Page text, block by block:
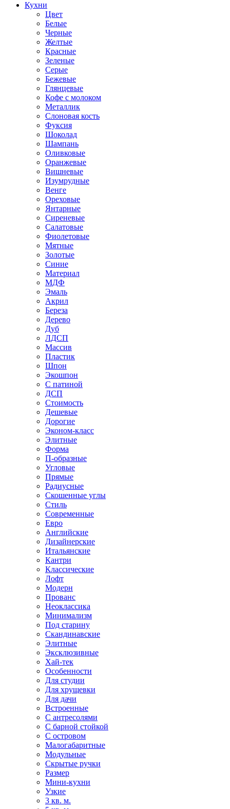
Кухни
Цвет
Белые
Черные
Желтые
Красные
Зеленые
Серые
Бежевые
Глянцевые
Кофе с молоком
Металлик
Слоновая кость
Фуксия
Шоколад
Шампань
Оливковые
Оранжевые
Вишневые
Изумрудные
Венге
Ореховые
Янтарные
Сиреневые
Салатовые
Фиолетовые
Мятные
Золотые
Синие
Материал
МДФ
Эмаль
Акрил
Береза
Дерево
Дуб
ЛДСП
Массив
Пластик
Шпон
Экошпон
С патиной
ДСП
Стоимость
Дешевые
Дорогие
Эконом-класс
Элитные
Форма
П-образные
Угловые
Прямые
Радиусные
Скошенные углы
Стиль
Современные
Евро
Английские
Дизайнерские
Итальянские
Кантри
Классические
Лофт
Модерн
Прованс
Неоклассика
Минимализм
Под старину
Скандинавские
Элитные
Эксклюзивные
Хай-тек
Особенности
Для студии
Для хрущевки
Для дачи
Встроенные
С антресолями
С барной стойкой
С островом
Малогабаритные
Модульные
Скрытые ручки
Размер
Мини-кухни
Узкие
3 кв. м.